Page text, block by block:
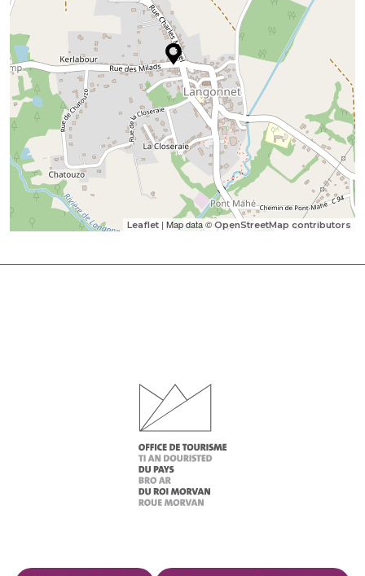
Leaflet | Map data © OpenStreetMap contributors